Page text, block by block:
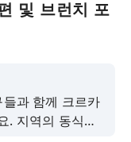
및 브런치 포
과 함께 크르카
. 지역의 동식물